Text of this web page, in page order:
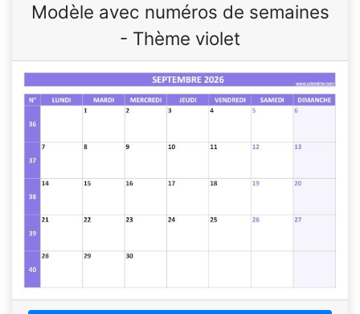
Modèle avec numéros de semaines
- Thème violet